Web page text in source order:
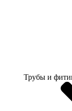
Трубы и